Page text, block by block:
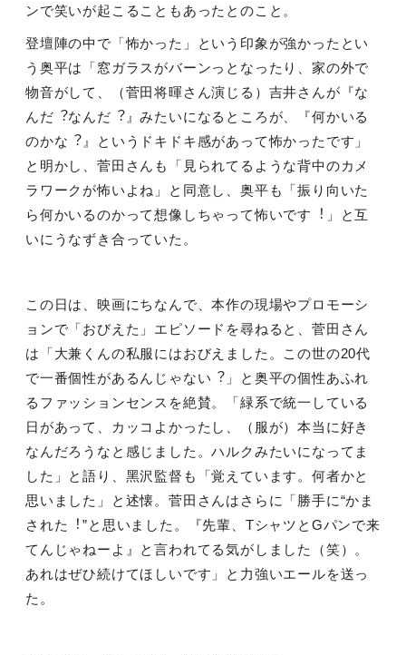
ンで笑いが起こることもあったとのこと。
登壇陣の中で「怖かった」という印象が強かったとい
う奥平は「窓ガラスがバーンっとなったり、家の外で
物⾳がして、（菅田将暉さん演じる）吉井さんが『な
んだ︖なんだ︖』みたいになるところが、『何かいる
のかな︖』というドキドキ感があって怖かったです」
と明かし、菅⽥さんも「⾒られてるような背中のカメ
ラワークが怖いよね」と同意し、奥平も「振り向いた
ら何かいるのかって想像しちゃって怖いです︕」と互
いにうなずき合っていた。
この⽇は、映画にちなんで、本作の現場やプロモーシ
ョンで「おびえた」エピソードを尋ねると、菅⽥さん
は「⼤兼くんの私服にはおびえました。この世の20代
で⼀番個性があるんじゃない︖」と奥平の個性あふれ
るファッションセンスを絶賛。「緑系で統⼀している
⽇があって、カッコよかったし、（服が）本当に好き
なんだろうなと感じました。ハルクみたいになってま
した」と語り、⿊沢監督も「覚えています。何者かと
思いました」と述懐。菅⽥さんはさらに「勝⼿に“かま
された︕”と思いました。『先輩、TシャツとGパンで来
てんじゃねーよ』と⾔われてる気がしました（笑）。
あれはぜひ続けてほしいです」と⼒強いエールを送っ
た。